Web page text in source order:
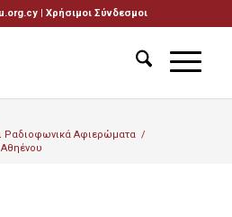
| Χρήσιμοι Σύνδεσμοι
Ραδιοφωνικά Αφιερώματα /
Αθηένου